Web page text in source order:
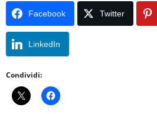
Facebook Twitter
LinkedIn
Condividi: